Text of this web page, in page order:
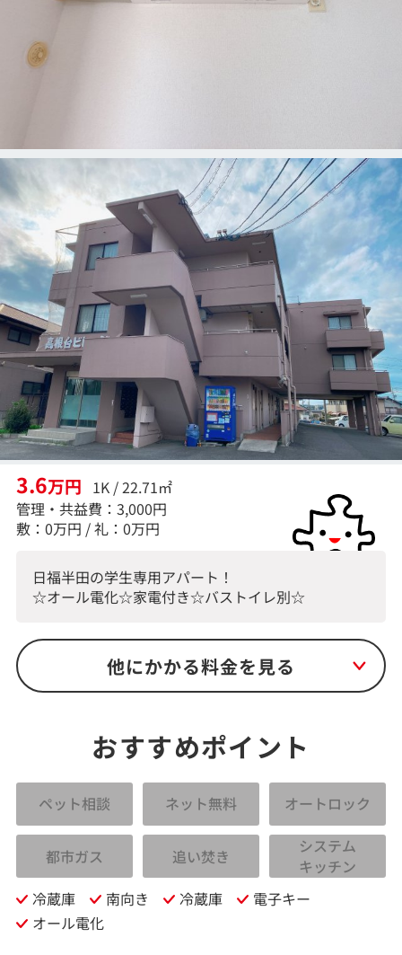
3.6万円
1K / 22.71㎡
管理・共益費：3,000円
敷：0万円 / 礼：0万円
日福半田の学生専用アパート！
☆オール電化☆家電付き☆バストイレ別☆
他にかかる料金を見る
おすすめポイント
ペット相談 ネット無料 オートロック
都市ガス 追い焚き
システム
キッチン
冷蔵庫
南向き 冷蔵庫
電子キー
オール電化